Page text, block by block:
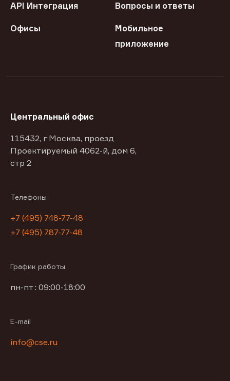
API Интеграция Вопросы и ответы
Офисы
Мобильное
приложение
Центральный офис
115432, г Москва, проезд
Проектируемый 4062-й, дом 6,
стр 2
Телефоны
+7 (495) 748-77-48
+7 (495) 787-77-48
График работы
пн-пт : 09:00-18:00
E-mail
info@cse.ru